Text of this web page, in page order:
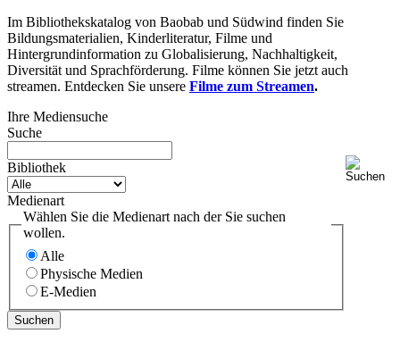
Im Bibliothekskatalog von Baobab und Südwind finden Sie
Bildungsmaterialien, Kinderliteratur, Filme und
Hintergrundinformation zu Globalisierung, Nachhaltigkeit,
Diversität und Sprachförderung. Filme können Sie jetzt auch
streamen. Entdecken Sie unsere Filme zum Streamen.
Ihre Mediensuche
Suche
Bibliothek
Medienart
Wählen Sie die Medienart nach der Sie suchen
wollen.
Alle
Physische Medien
E-Medien